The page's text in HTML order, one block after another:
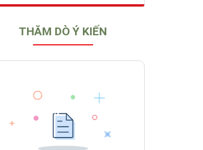
THĂM DÒ Ý KIẾN